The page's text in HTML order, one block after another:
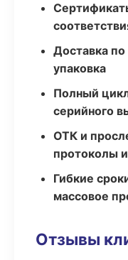
Доставка
упаковка
Полный
серийного
ОТК и
протоколы
Гибкие
массовое
Отзывы